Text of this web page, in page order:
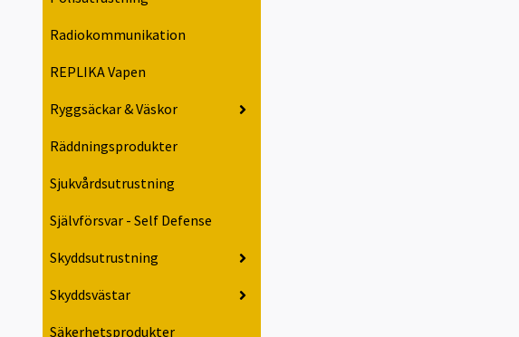
Radiokommunikation
REPLIKA Vapen
Ryggsäckar & Väskor
Räddningsprodukter
Sjukvårdsutrustning
Självförsvar - Self Defense
Skyddsutrustning
Skyddsvästar
Säkerhetsprodukter